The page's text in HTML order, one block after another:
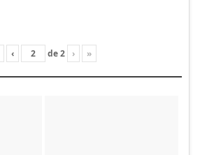
‹ de2 › »